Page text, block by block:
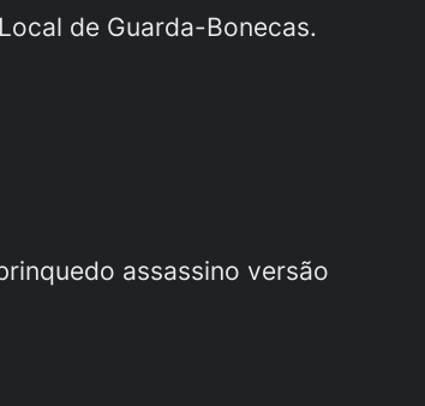
de Guarda-Bonecas.
assassino versão